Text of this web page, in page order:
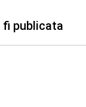
fi publicata